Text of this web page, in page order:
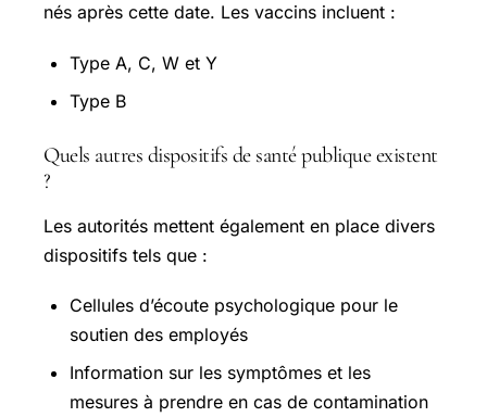
nés après cette date. Les vaccins incluent :
Type A, C, W et Y
Type B
Quels autres dispositifs de santé publique existent
?
Les autorités mettent également en place divers
dispositifs tels que :
Cellules d’écoute psychologique pour le
soutien des employés
Information sur les symptômes et les
mesures à prendre en cas de contamination